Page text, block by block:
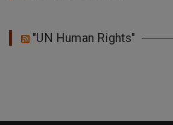
"UN Human Rights"